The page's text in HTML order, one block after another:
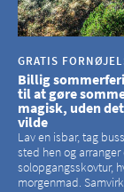
GRATIS
Billig
til at gøre
magisk, uden
vilde
Lav en isbar, tag
sted hen og arranger
solopgangsskovtur,
morgenmad.